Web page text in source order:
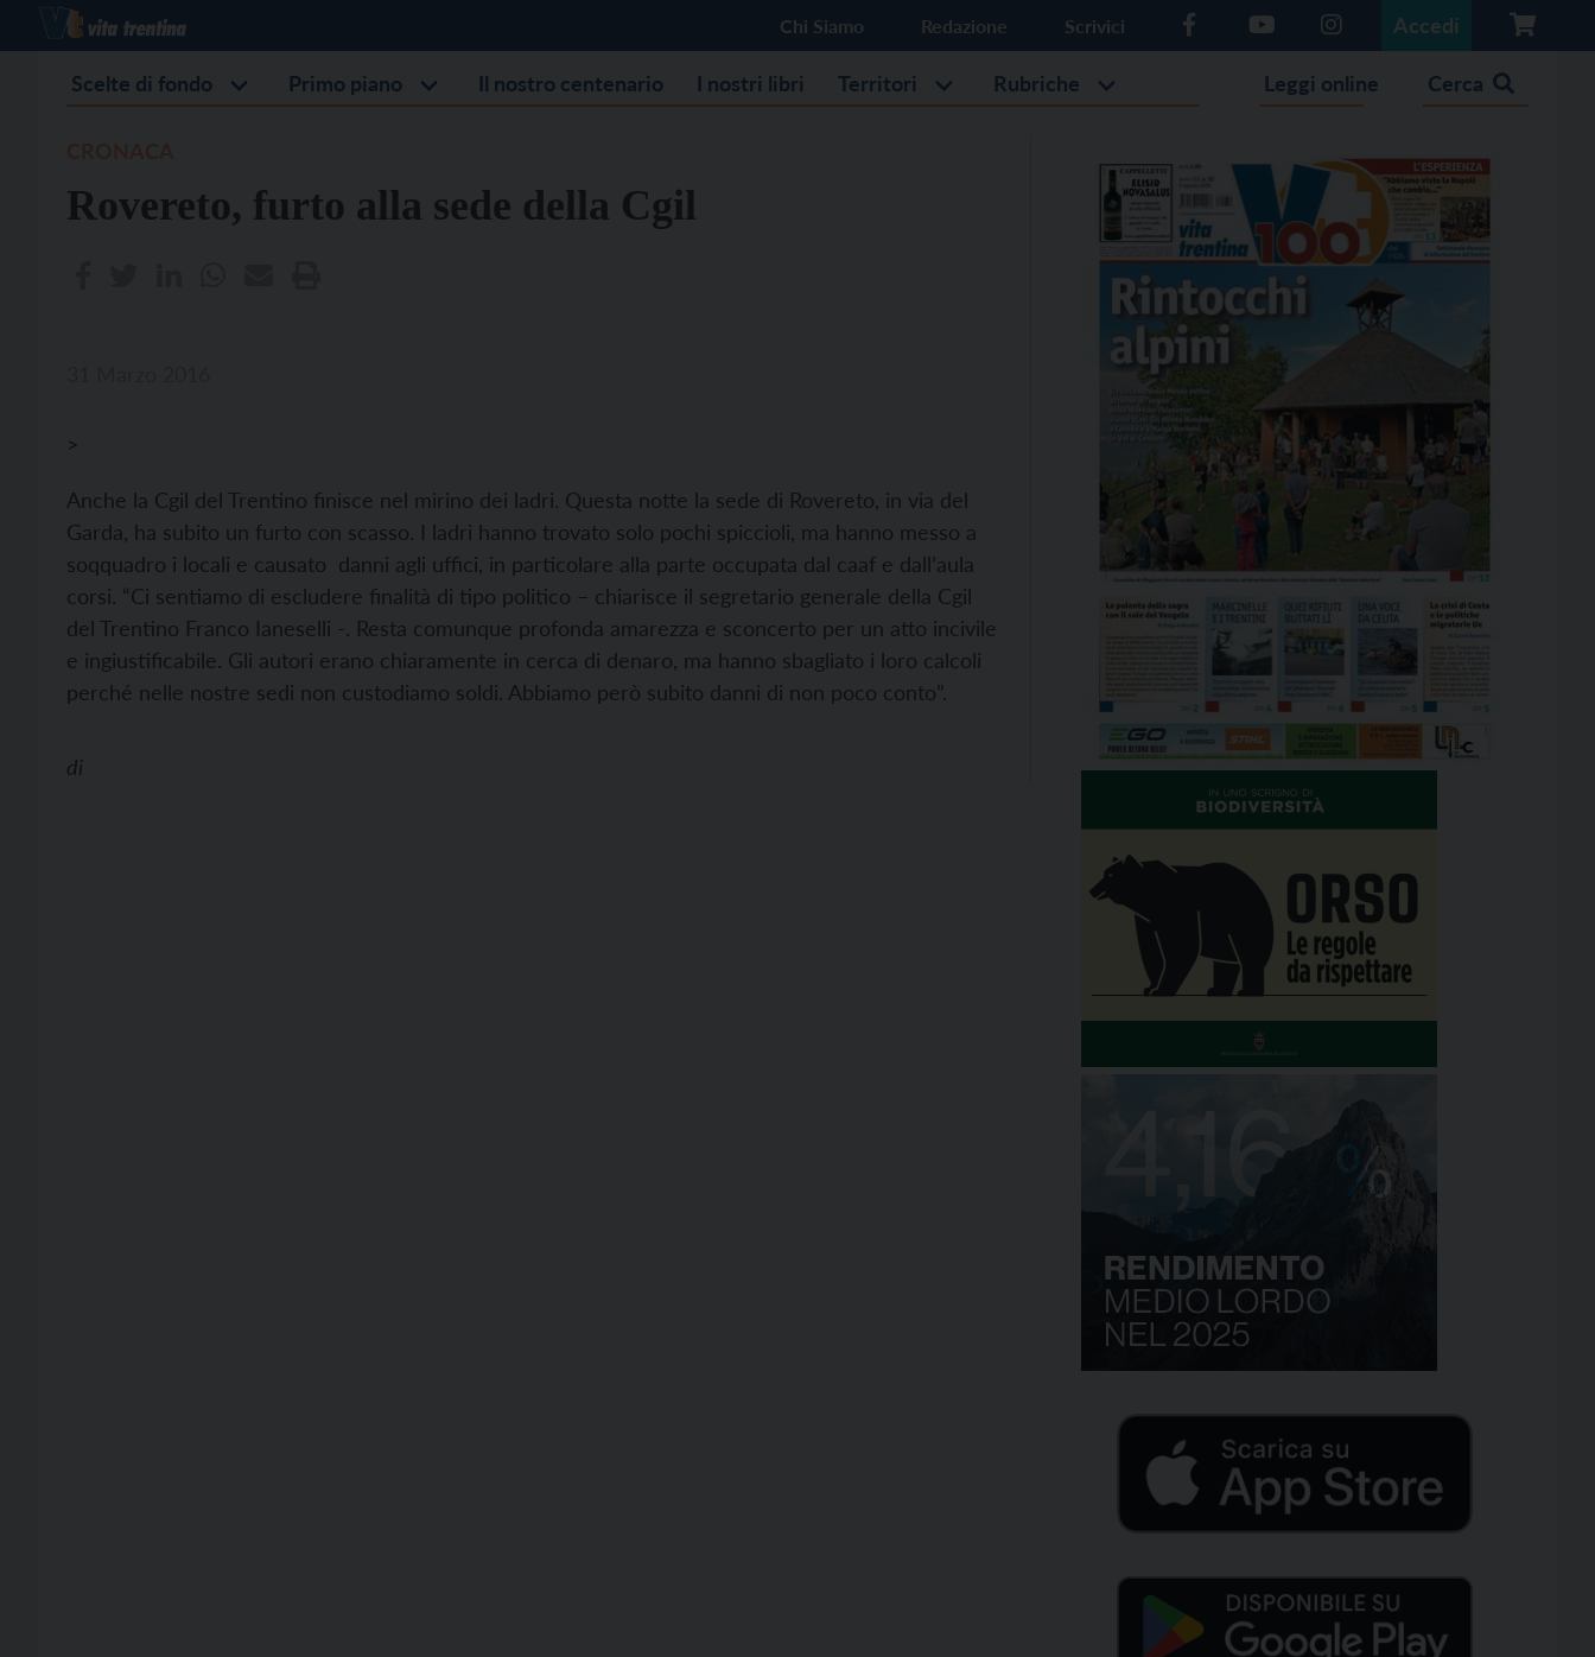
Chi Siamo Redazione Scrivici Accedi
Scelte di fondo Primo piano Il nostro centenario I nostri libri Territori Rubriche Leggi online Cerca
Rovereto, furto alla sede della Cgil
>
Anche la Cgil del Trentino finisce nel mirino dei ladri. Questa notte la sede di Rovereto, in via del
Garda, ha subito un furto con scasso. I ladri hanno trovato solo pochi spiccioli, ma hanno messo a
soqquadro i locali e causato danni agli uffici, in particolare alla parte occupata dal caaf e dall’aula
corsi. “Ci sentiamo di escludere finalità di tipo politico – chiarisce il segretario generale della Cgil
del Trentino Franco Ianeselli -. Resta comunque profonda amarezza e sconcerto per un atto incivile
e ingiustificabile. Gli autori erano chiaramente in cerca di denaro, ma hanno sbagliato i loro calcoli
perché nelle nostre sedi non custodiamo soldi. Abbiamo però subito danni di non poco conto”.
di